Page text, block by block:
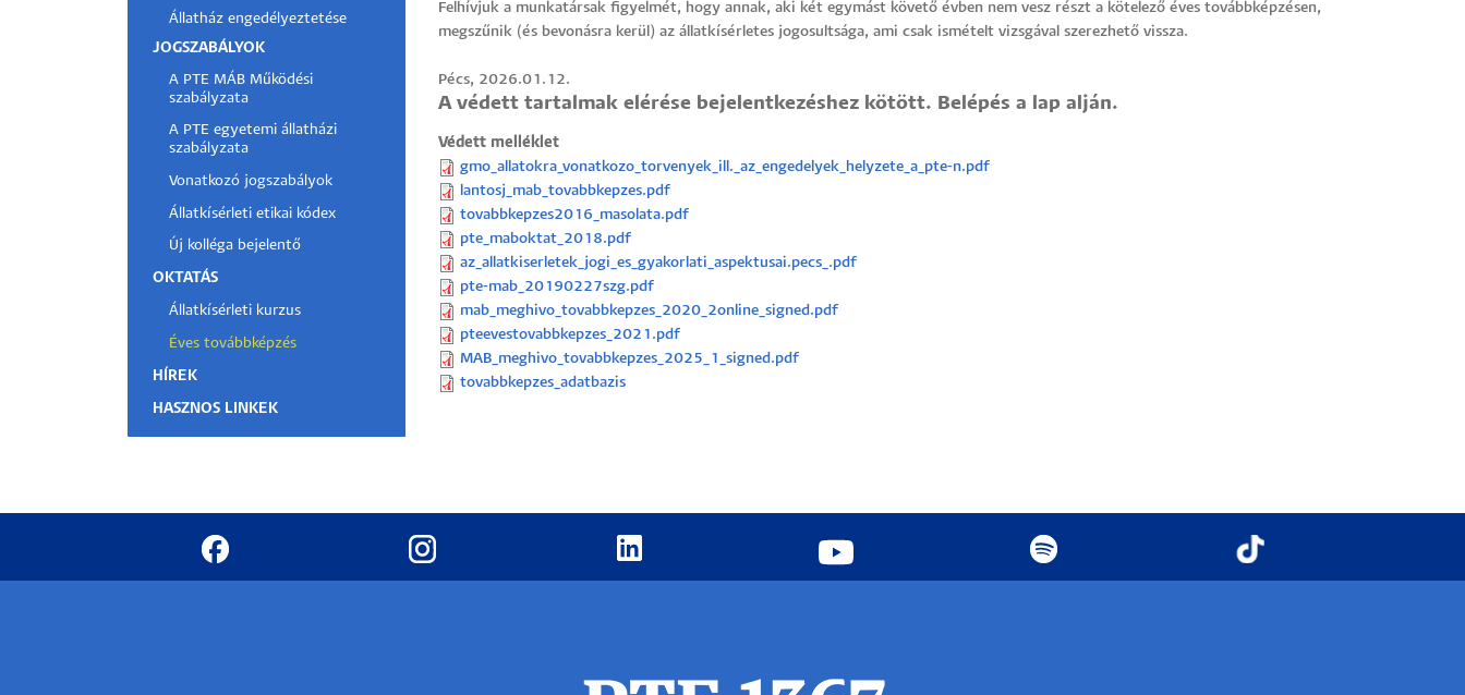
Állatház engedélyeztetése
JOGSZABÁLYOK
A PTE MÁB Működési
szabályzata
A PTE egyetemi állatházi
szabályzata
Vonatkozó jogszabályok
Állatkísérleti etikai kódex
Új kolléga bejelentő
OKTATÁS
Állatkísérleti kurzus
Éves továbbképzés
HÍREK
HASZNOS LINKEK
Felhívjuk a munkatársak figyelmét, hogy annak, aki két egymást követő évben nem vesz részt a kötelező éves továbbképzésen,
megszűnik (és bevonásra kerül) az állatkísérletes jogosultsága, ami csak ismételt vizsgával szerezhető vissza.
Pécs, 2026.01.12.
A védett tartalmak elérése bejelentkezéshez kötött. Belépés a lap alján.
Védett melléklet
gmo_allatokra_vonatkozo_torvenyek_ill._az_engedelyek_helyzete_a_pte-n.pdf
lantosj_mab_tovabbkepzes.pdf
tovabbkepzes2016_masolata.pdf
pte_maboktat_2018.pdf
az_allatkiserletek_jogi_es_gyakorlati_aspektusai.pecs_.pdf
pte-mab_20190227szg.pdf
mab_meghivo_tovabbkepzes_2020_2online_signed.pdf
pteevestovabbkepzes_2021.pdf
MAB_meghivo_tovabbkepzes_2025_1_signed.pdf
tovabbkepzes_adatbazis